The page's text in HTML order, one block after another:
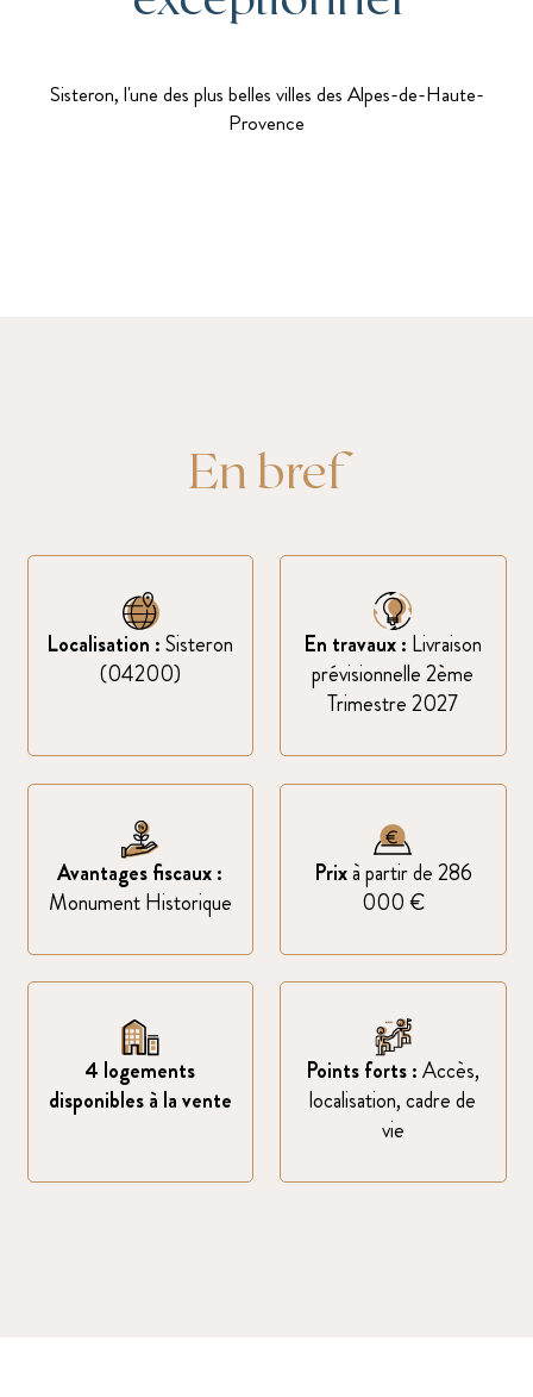
Sisteron, l'une des plus belles villes des Alpes-de-Haute-
Provence
En bref
Localisation :Sisteron
(04200)
En travaux : Livraison
prévisionnelle 2ème
Trimestre 2027
Avantages fiscaux :
Monument Historique
Prixà partir de 286
000 €
4 logements
disponibles à la vente
Points forts :Accès,
localisation, cadre de
vie